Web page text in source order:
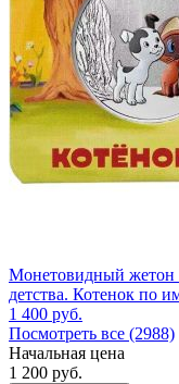
Монетовидный
детства. Котенок по
1 400 руб.
Посмотреть все (2988)
Начальная цена
1 200 руб.